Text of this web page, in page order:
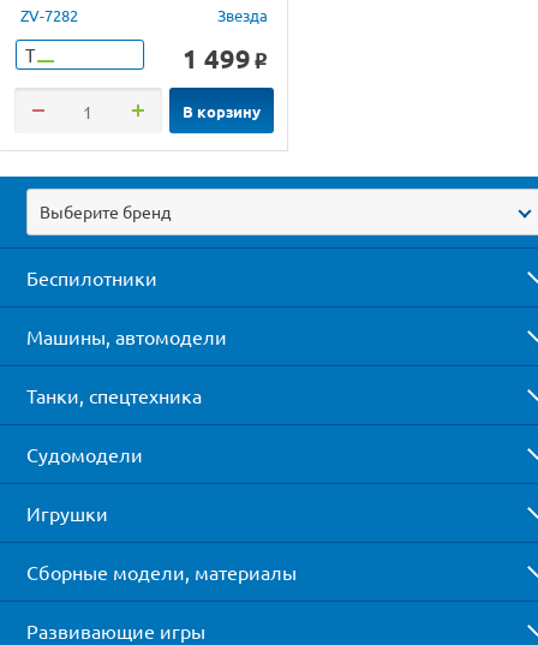
ZV-7282 Звезда
Т 1 499 o
В корзину
Выберите бренд
Беспилотники
Машины, автомодели
Танки, спецтехника
Судомодели
Игрушки
Сборные модели, материалы
Развивающие игры